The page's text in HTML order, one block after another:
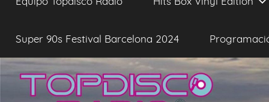
Super 90s Festival Barcelona 2024